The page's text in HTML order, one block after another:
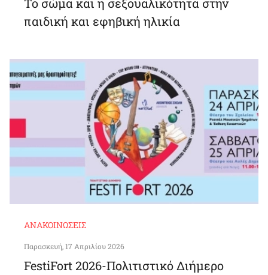
παιδική και εφηβική ηλικία
ΑΝΑΚΟΙΝΏΣΕΙΣ
Παρασκευή, 17 Απριλίου 2026
FestiFort 2026-Πολιτιστικό Διήμερο